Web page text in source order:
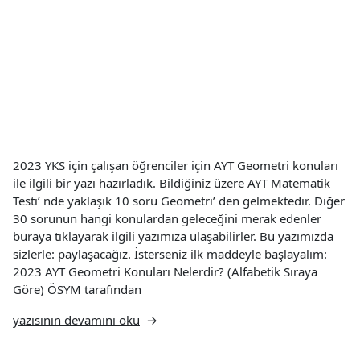
2023 YKS için çalışan öğrenciler için AYT Geometri konuları
ile ilgili bir yazı hazırladık. Bildiğiniz üzere AYT Matematik
Testi’ nde yaklaşık 10 soru Geometri’ den gelmektedir. Diğer
30 sorunun hangi konulardan geleceğini merak edenler
buraya tıklayarak ilgili yazımıza ulaşabilirler. Bu yazımızda
sizlerle: paylaşacağız. İsterseniz ilk maddeyle başlayalım:
2023 AYT Geometri Konuları Nelerdir? (Alfabetik Sıraya
Göre) ÖSYM tarafından
“AYT
yazısının devamını oku